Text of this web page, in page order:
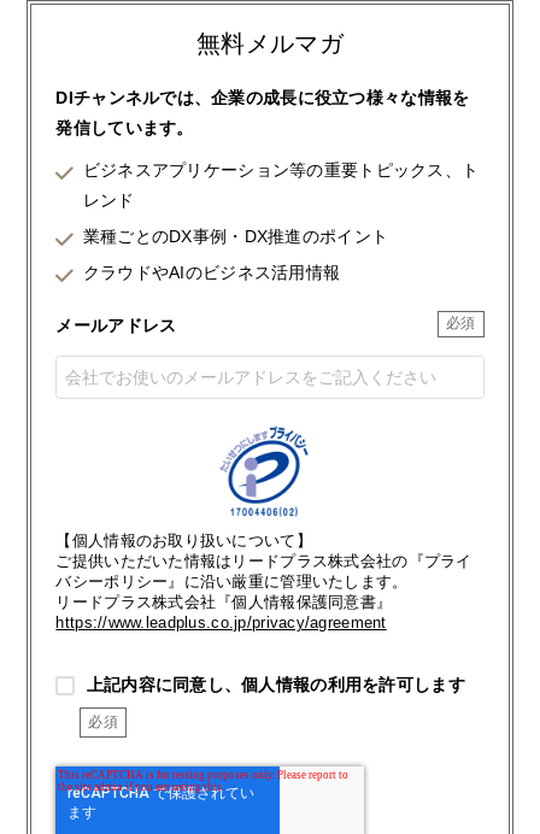
無料メルマガ
DIチャンネルでは、企業の成長に役立つ様々な情報を
発信しています。
ビジネスアプリケーション等の重要トピックス、ト
レンド
業種ごとのDX事例・DX推進のポイント
クラウドやAIのビジネス活用情報
メールアドレス
【個人情報のお取り扱いについて】
ご提供いただいた情報はリードプラス株式会社の『プライ
バシーポリシー』に沿い厳重に管理いたします。
リードプラス株式会社『個人情報保護同意書』
https://www.leadplus.co.jp/privacy/agreement
上記内容に同意し、個人情報の利用を許可します